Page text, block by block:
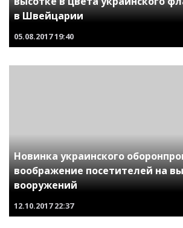
в Швейцарии
05.08.201719:40
Новинка украинского
воображение посетителей на
вооружений
12.10.2017 22:37